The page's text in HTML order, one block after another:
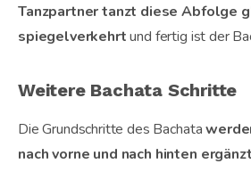
Tanzpartner tanzt diese Abfolge
spiegelverkehrtund fertig ist der
Weitere Bachata Schritte
Die Grundschritte des Bachata
nach vorne und nach hinten